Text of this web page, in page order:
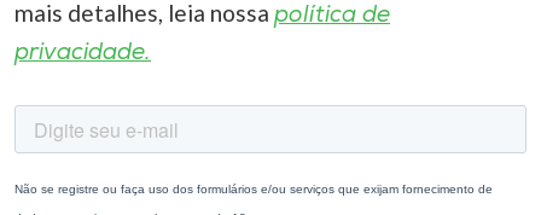
mais detalhes, leia nossa política de
privacidade.